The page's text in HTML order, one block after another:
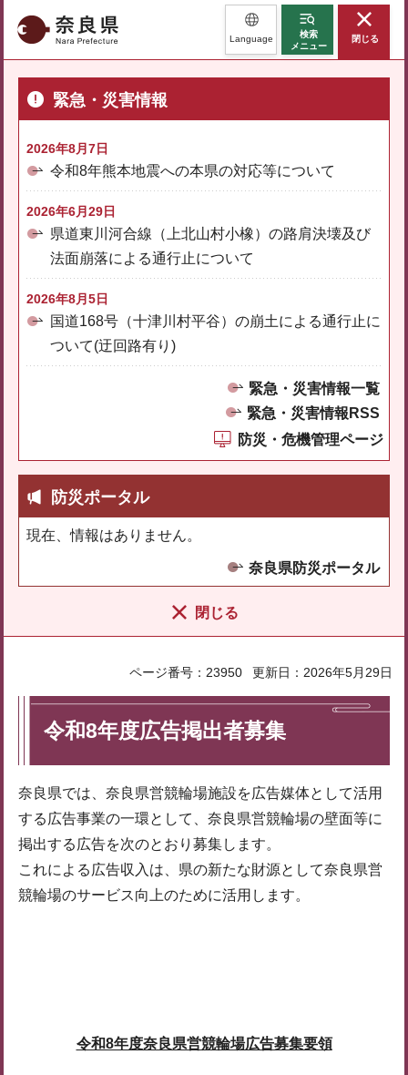
奈良県 Language
検索
メニュー
閉じる
緊急・災害情報
2026年8月7日
令和8年熊本地震への本県の対応等について
2026年6月29日
県道東川河合線（上北山村小橡）の路肩決壊及び
法面崩落による通行止について
2026年8月5日
国道168号（十津川村平谷）の崩土による通行止に
ついて(迂回路有り)
緊急・災害情報一覧
緊急・災害情報RSS
防災・危機管理ページ
防災ポータル
現在、情報はありません。
奈良県防災ポータル
閉じる
ページ番号：23950 更新日：2026年5月29日
令和8年度広告掲出者募集
奈良県では、奈良県営競輪場施設を広告媒体として活用
する広告事業の一環として、奈良県営競輪場の壁面等に
掲出する広告を次のとおり募集します。
これによる広告収入は、県の新たな財源として奈良県営
競輪場のサービス向上のために活用します。
令和8年度奈良県営競輪場広告募集要領